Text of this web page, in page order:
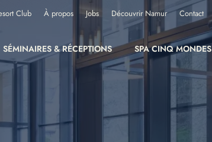
Club À propos Jobs Découvrir Namur Contact
SÉMINAIRES & RÉCEPTIONS SPA CINQ MONDES